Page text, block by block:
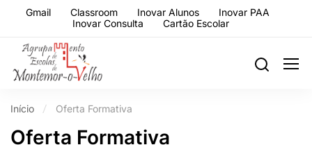
Gmail Classroom Inovar Alunos
Inovar PAA
Inovar Consulta
Cartão Escolar
Início Oferta Formativa
Oferta Formativa